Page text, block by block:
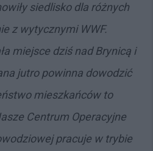
siedlisko dla różnych
z wytycznymi WWF.
miejsce dziś nad Brynicą i
jutro powinna dowodzić
mieszkańców to
Centrum Operacyjne
pracuje w trybie